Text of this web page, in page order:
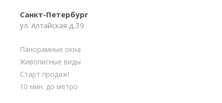
Санкт-Петербург
ул. Алтайская д.39
Панорамные окна
Живописные виды
Старт продаж!
10 мин. до метро